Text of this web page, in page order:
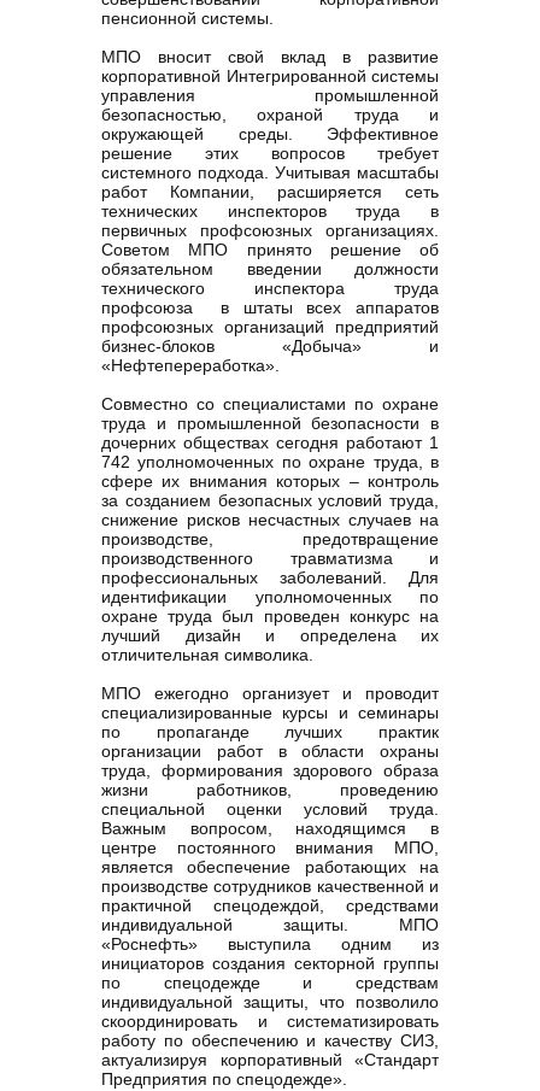
пенсионной системы.
МПО вносит свой вклад в развитие
корпоративной Интегрированной системы
управления промышленной
безопасностью, охраной труда и
окружающей среды. Эффективное
решение этих вопросов требует
системного подхода. Учитывая масштабы
работ Компании, расширяется сеть
технических инспекторов труда в
первичных профсоюзных организациях.
Советом МПО принято решение об
обязательном введении должности
технического инспектора труда
профсоюза в штаты всех аппаратов
профсоюзных организаций предприятий
бизнес-блоков «Добыча» и
«Нефтепереработка».
Совместно со специалистами по охране
труда и промышленной безопасности в
дочерних обществах сегодня работают 1
742 уполномоченных по охране труда, в
сфере их внимания которых – контроль
за созданием безопасных условий труда,
снижение рисков несчастных случаев на
производстве, предотвращение
производственного травматизма и
профессиональных заболеваний. Для
идентификации уполномоченных по
охране труда был проведен конкурс на
лучший дизайн и определена их
отличительная символика.
МПО ежегодно организует и проводит
специализированные курсы и семинары
по пропаганде лучших практик
организации работ в области охраны
труда, формирования здорового образа
жизни работников, проведению
специальной оценки условий труда.
Важным вопросом, находящимся в
центре постоянного внимания МПО,
является обеспечение работающих на
производстве сотрудников качественной и
практичной спецодеждой, средствами
индивидуальной защиты. МПО
«Роснефть» выступила одним из
инициаторов создания секторной группы
по спецодежде и средствам
индивидуальной защиты, что позволило
скоординировать и систематизировать
работу по обеспечению и качеству СИЗ,
актуализируя корпоративный «Стандарт
Предприятия по спецодежде».